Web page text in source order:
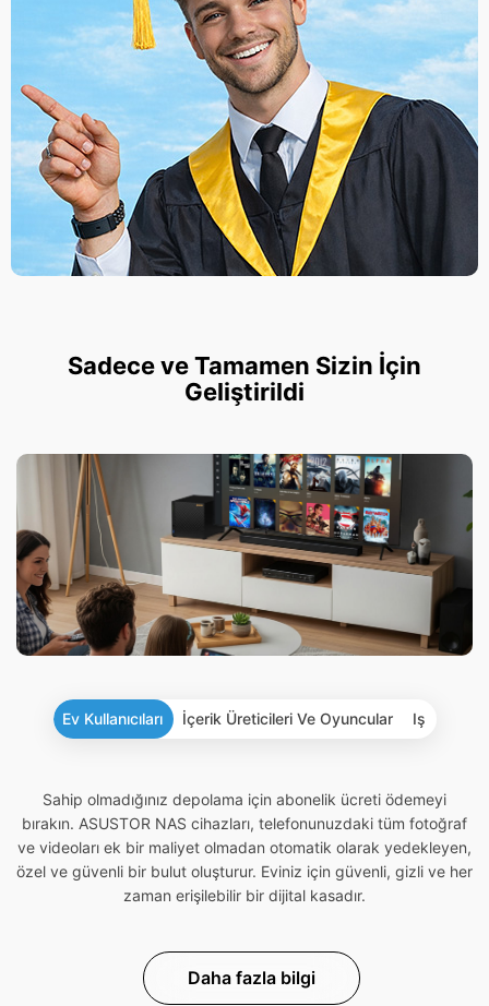
Sadece ve Tamamen Sizin İçin
Geliştirildi
Ev Kullanıcıları İçerik Üreticileri Ve Oyuncular Iş
Sahip olmadığınız depolama için abonelik ücreti ödemeyi
bırakın. ASUSTOR NAS cihazları, telefonunuzdaki tüm fotoğraf
ve videoları ek bir maliyet olmadan otomatik olarak yedekleyen,
özel ve güvenli bir bulut oluşturur. Eviniz için güvenli, gizli ve her
zaman erişilebilir bir dijital kasadır.
Daha fazla bilgi